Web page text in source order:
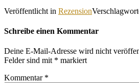
Veröffentlicht in Rezension
Schreibe einen Kommentar
Deine E-Mail-Adresse wird nicht
Felder sind mit * markiert
Kommentar *